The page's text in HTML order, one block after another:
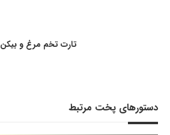
تارت تخم مرغ و بیکن
دستورهای پخت مرتبط